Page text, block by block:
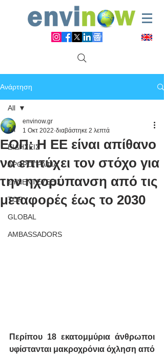
Ανάρτηση
All
ΕΙΔΗΣΕΙΣ
ΑΡΘΡΟΓΡΑΦΙΑ
ΣΥΝΕΝΤΕΥΞΕΙΣ
TOP
GLOBAL
AMBASSADORS
All
ΕΟΠ: Η ΕΕ είναι απίθανο
να επιτύχει τον στόχο για
την ηχορύπανση από τις
μεταφορές έως το 2030
envinow.gr
1 Οκτ 2022 διαβάστηκε 2 λεπτά
Περίπου 18 εκατομμύρια άνθρωποι
υφίστανται μακροχρόνια όχληση από